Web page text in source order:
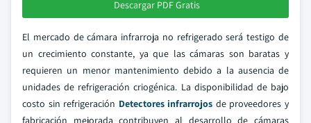
Descargar PDF Gratis
El mercado de cámara infrarroja no refrigerado será testigo de
un crecimiento constante, ya que las cámaras son baratas y
requieren un menor mantenimiento debido a la ausencia de
unidades de refrigeración criogénica. La disponibilidad de bajo
costo sin refrigeración Detectores infrarrojos de proveedores y
fabricación mejorada contribuyen al desarrollo de cámaras